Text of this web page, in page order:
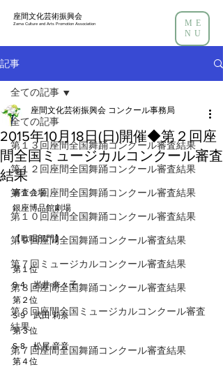
座間文化芸術振興会
Zama Culture and Arts Promotion Association
ME
NU
記事
全ての記事
第１３回座間全国舞踊コンクール審査結果
第１２回座間全国舞踊コンクール審査結果
第１１回座間全国舞踊コンクール審査結果
第１０回座間全国舞踊コンクール審査結果
第９回座間全国舞踊コンクール審査結果
第７回ミュージカルコンクール審査結果
第８回座間全国舞踊コンクール審査結果
第６回座間全国ミュージカルコンクール審査
結果
第７回座間全国舞踊コンクール審査結果
全ての記事
2015年10月18日(日)開催◆第２回座
間全国ミュージカルコンクール審査
結果
座間文化芸術振興会 コンクール事務局
審査会場
銀座博品館劇場
【歌唱部門】
第１位
S-4　岩井 奈々子
第２位
S-9　武田 莉奈
第３位
S-8　松尾 音音
第４位